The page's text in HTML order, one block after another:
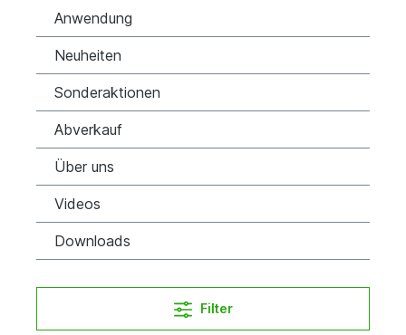
Anwendung
Neuheiten
Sonderaktionen
Abverkauf
Über uns
Videos
Downloads
Filter